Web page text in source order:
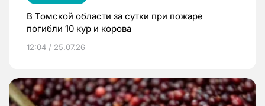
В Томской области за сутки при пожаре
погибли 10 кур и корова
12:04 / 25.07.26